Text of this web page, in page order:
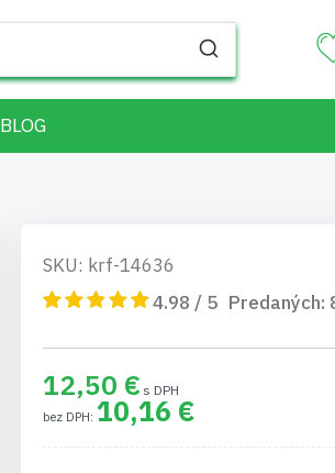
BLOG
SKU: krf-14636
4.98 / 5 Predaných:
12,50 €
10,16 €